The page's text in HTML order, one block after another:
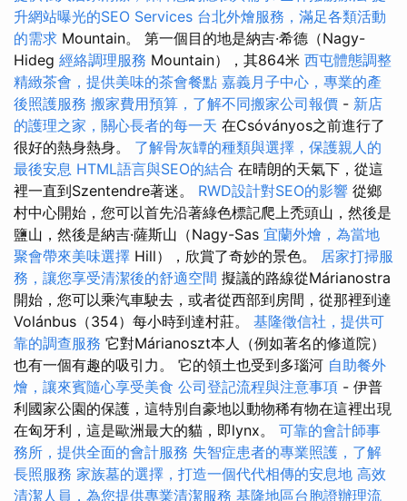
升網站曝光的SEO Services 台北外燴服務，滿足各類活動
的需求 Mountain。 第一個目的地是納吉·希德（Nagy-
Hideg 經絡調理服務 Mountain），其864米 西屯體態調整
精緻茶會，提供美味的茶會餐點 嘉義月子中心，專業的產
後照護服務 搬家費用預算，了解不同搬家公司報價 - 新店
的護理之家，關心長者的每一天 在Csóványos之前進行了
很好的熱身熱身。 了解骨灰罈的種類與選擇，保護親人的
最後安息 HTML語言與SEO的結合 在晴朗的天氣下，從這
裡一直到Szentendre著迷。 RWD設計對SEO的影響 從鄉
村中心開始，您可以首先沿著綠色標記爬上禿頭山，然後是
鹽山，然後是納吉·薩斯山（Nagy-Sas 宜蘭外燴，為當地
聚會帶來美味選擇 Hill），欣賞了奇妙的景色。 居家打掃服
務，讓您享受清潔後的舒適空間 擬議的路線從Márianostra
開始，您可以乘汽車駛去，或者從西部到房間，從那裡到達
Volánbus（354）每小時到達村莊。 基隆徵信社，提供可
靠的調查服務 它對Márianoszt本人（例如著名的修道院）
也有一個有趣的吸引力。 它的領土也受到多瑙河 自助餐外
燴，讓來賓隨心享受美食 公司登記流程與注意事項 - 伊普
利國家公園的保護，這特別自豪地以動物稀有物在這裡出現
在匈牙利，這是歐洲最大的貓，即lynx。 可靠的會計師事
務所，提供全面的會計服務 失智症患者的專業照護，了解
長照服務 家族墓的選擇，打造一個代代相傳的安息地 高效
清潔人員，為您提供專業清潔服務 基隆地區台胞證辦理流